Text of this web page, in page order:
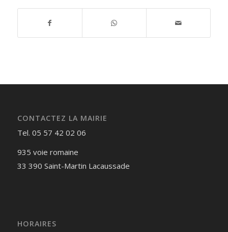
CONTACTEZ LA MAIRIE
Tel. 05 57 42 02 06
935 voie romaine
33 390 Saint-Martin Lacaussade
HORAIRES